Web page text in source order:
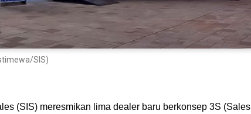
SIS)
(SIS) meresmikan lima dealer baru berkonsep 3S